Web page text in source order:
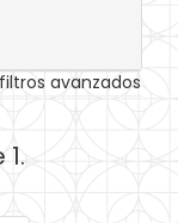
avanzados